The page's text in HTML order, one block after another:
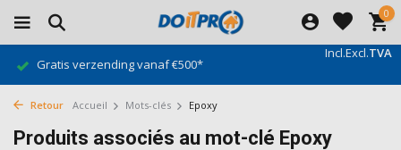
0
Incl.Excl.TVA
Gratis verzending vanaf €500*
Retour Accueil Mots-clés Epoxy
Produits associés au mot-clé Epoxy